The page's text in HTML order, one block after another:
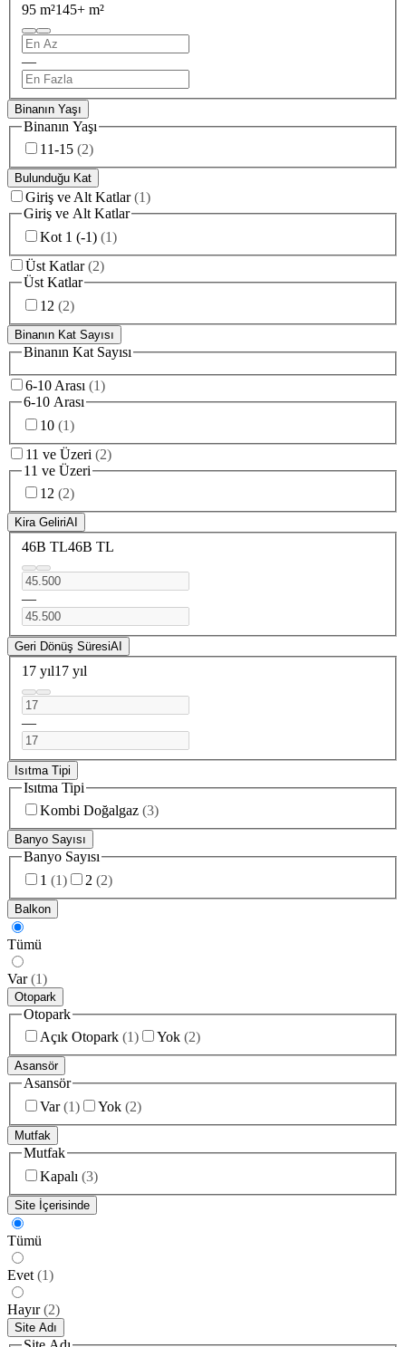
95 m²145+ m²
—
Binanın Yaşı
Binanın Yaşı
11-15 (2)
Bulunduğu Kat
Giriş ve Alt Katlar (1)
Giriş ve Alt Katlar
Kot 1 (-1) (1)
Üst Katlar (2)
Üst Katlar
12 (2)
Binanın Kat Sayısı
Binanın Kat Sayısı
6-10 Arası (1)
6-10 Arası
10 (1)
11 ve Üzeri (2)
11 ve Üzeri
12 (2)
Kira GeliriAI
46B TL46B TL
—
Geri Dönüş SüresiAI
17 yıl17 yıl
—
Isıtma Tipi
Isıtma Tipi
Kombi Doğalgaz (3)
Banyo Sayısı
Banyo Sayısı
1 (1) 2 (2)
Balkon
Tümü
Var (1)
Otopark
Otopark
Açık Otopark (1) Yok (2)
Asansör
Asansör
Var (1) Yok (2)
Mutfak
Mutfak
Kapalı (3)
Site İçerisinde
Tümü
Evet (1)
Hayır (2)
Site Adı